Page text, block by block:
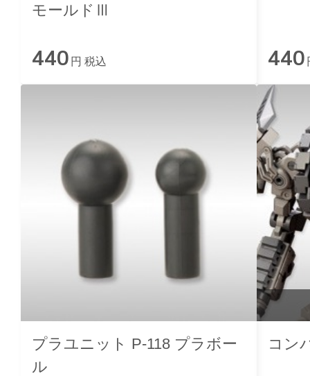
モールドⅢ
440 円 税込 440
プラユニット P-118 プラボー
ル
コン